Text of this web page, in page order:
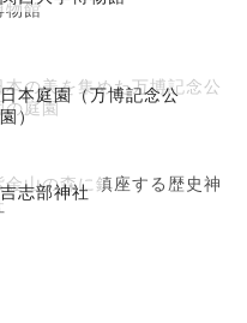
物館
日本庭園（万博記念公
園）
本の美を集めた万博記念公
の庭園
吉志部神社
金山の森に鎮座する歴史神